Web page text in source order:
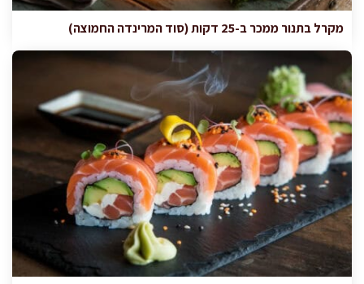
מקרל בתנור ממכר ב-25 דקות (סוד המרינדה החמוצה)